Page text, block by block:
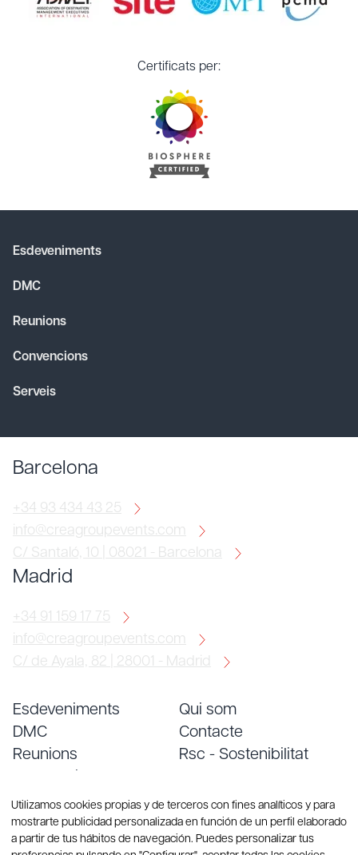
Certificats per:
Esdeveniments
DMC
Reunions
Convencions
Serveis
Barcelona
+34 93 434 43 25
info@creagroupevents.com
C/ Santaló, 10 | 08021 - Barcelona
Madrid
+34 91 159 17 75
info@creagroupevents.com
C/ de Ayala, 82 | 28001 - Madrid
Esdeveniments
DMC
Reunions
Serveis
Qui som
Contacte
Rsc - Sostenibilitat
Blog
Utilizamos cookies propias y de terceros con fines analíticos y para
mostrarte publicidad personalizada en función de un perfil elaborado
a partir de tus hábitos de navegación. Puedes personalizar tus